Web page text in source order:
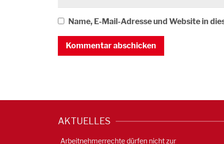
Name, E-Mail-Adresse und Website in
AKTUELLES
Arbeitnehmerrechte dürfen nicht zur